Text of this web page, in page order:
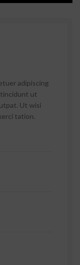
adipiscing
tincidunt ut
Ut wisi
tation.